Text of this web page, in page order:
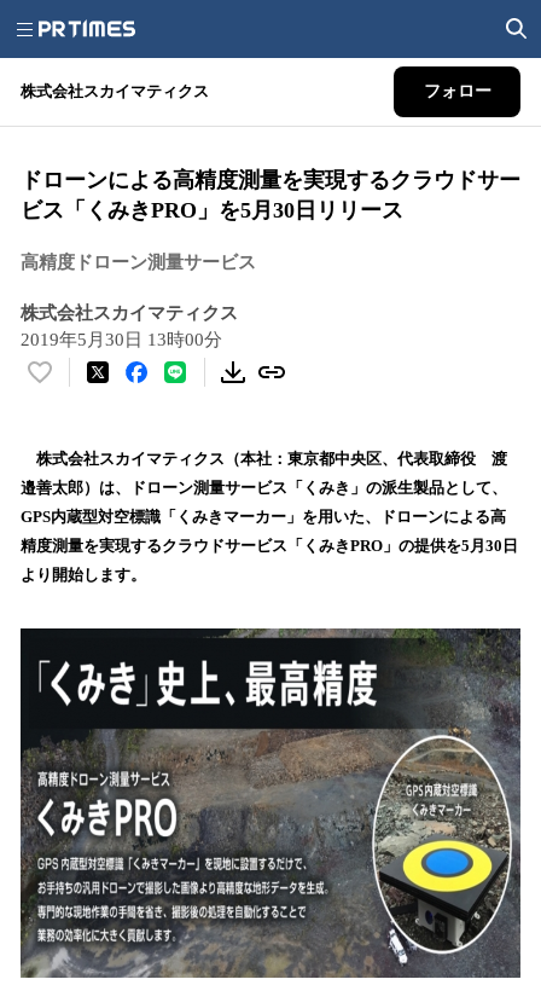
株式会社スカイマティクス フォロー
ドローンによる高精度測量を実現するクラウドサー
ビス「くみきPRO」を5月30日リリース
高精度ドローン測量サービス
株式会社スカイマティクス
2019年5月30日 13時00分
い
！
数
を
読
込
で
す
株式会社スカイマティクス（本社：東京都中央区、代表取締役 渡
邉善太郎）は、ドローン測量サービス「くみき」の派生製品として、
GPS内蔵型対空標識「くみきマーカー」を用いた、ドローンによる高
精度測量を実現するクラウドサービス「くみきPRO」の提供を5月30日
より開始します。